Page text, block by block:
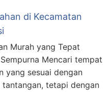
di Kecamatan
Murah yang Tepat
Mencari tempat
yang sesuai dengan
tetapi dengan